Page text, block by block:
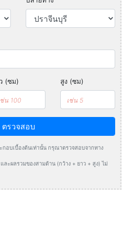
(ซม) สูง (ซม)
ตรวจสอบ
กอบเบื้องต้นเท่านั้น กรุณาตรวจสอบจากทาง
ะผลรวมของสามด้าน (กว้าง + ยาว + สูง) ไม่